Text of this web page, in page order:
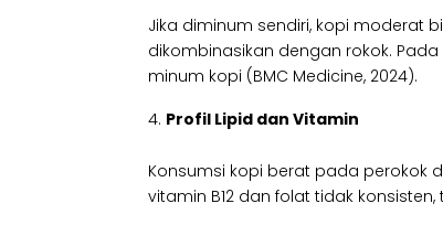
Jika diminum sendiri, kopi moderat
dikombinasikan dengan rokok.
minum kopi (BMC Medicine, 2024).
Profil Lipid dan Vitamin
Konsumsi kopi berat pada perokok
vitamin B12 dan folat tidak